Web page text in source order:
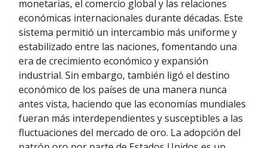
monetarias, el comercio global y las relaciones
económicas internacionales durante décadas. Este
sistema permitió un intercambio más uniforme y
estabilizado entre las naciones, fomentando una
era de crecimiento económico y expansión
industrial. Sin embargo, también ligó el destino
económico de los países de una manera nunca
antes vista, haciendo que las economías mundiales
fueran más interdependientes y susceptibles a las
fluctuaciones del mercado de oro. La adopción del